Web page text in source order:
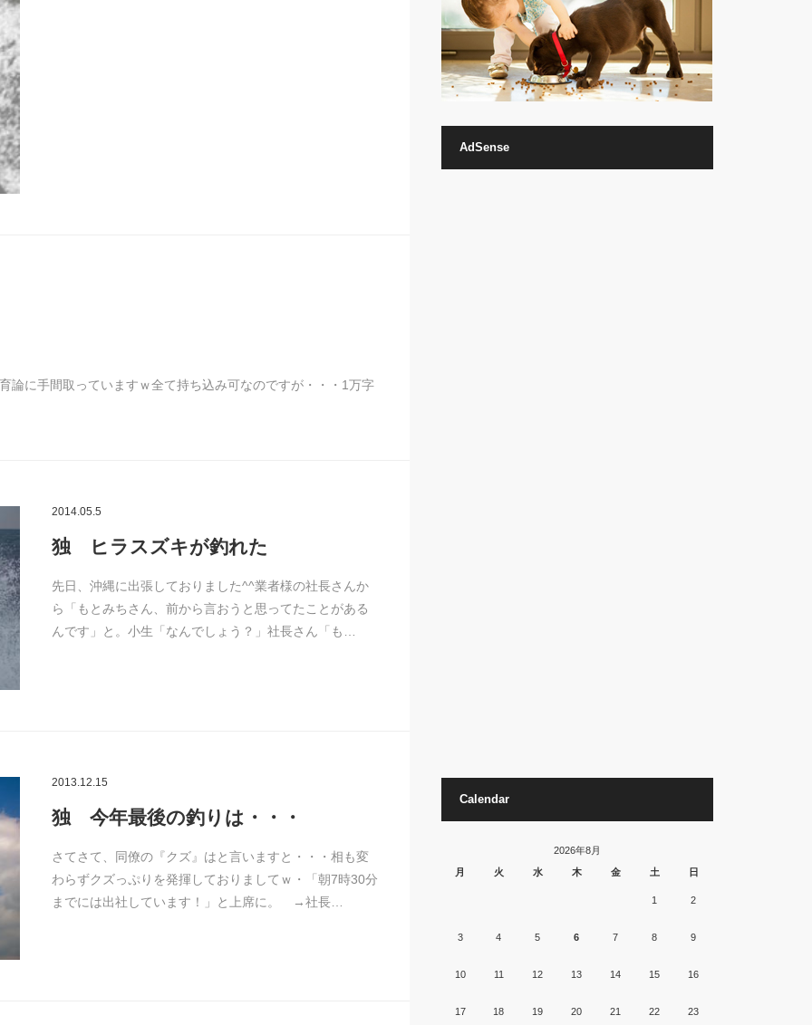
論に手間取っていますｗ全て持ち込み可なのですが・・・1万字
2014.05.5
独 ヒラスズキが釣れた
先日、沖縄に出張しておりました^^業者様の社長さんか
ら「もとみちさん、前から言おうと思ってたことがある
んです」と。小生「なんでしょう？」社長さん「も…
2013.12.15
独 今年最後の釣りは・・・
さてさて、同僚の『クズ』はと言いますと・・・相も変
わらずクズっぷりを発揮しておりましてｗ・「朝7時30分
までには出社しています！」と上席に。 →社長…
AdSense
Calendar
2026年8月
月
火 水 木 金 土 日
1 2
3 4 5 6 7 8 9
10 11 12 13 14 15 16
17 18 19 20 21 22 23